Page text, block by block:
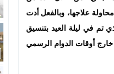
علاجها، وبالفعل أدت
تم في ليلة العيد بتنسيق
خارج أوقات الدوام الرسمي